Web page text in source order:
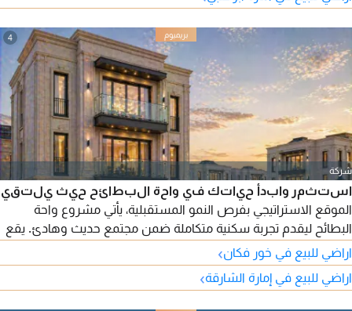
4
شركة
استثمر وابدأ حياتك في واحة البطائح حيث يلتقي
الموقع الاستراتيجي بفرص النمو المستقبلية، يأتي مشروع واحة
البطائح ليقدم تجربة سكنية متكاملة ضمن مجتمع حديث وهادئ. يقع
اتصالا سريعا بأهم المحاور الحيوية، ضمن منطقة تشهد نموا عمرانيا
متسارعا يعزز من قيمتها كواحدة من أبرز الوجهات الاستثمارية في
اراضي للبيع في خور فكان›
اراضي للبيع في إمارة الشارقة›